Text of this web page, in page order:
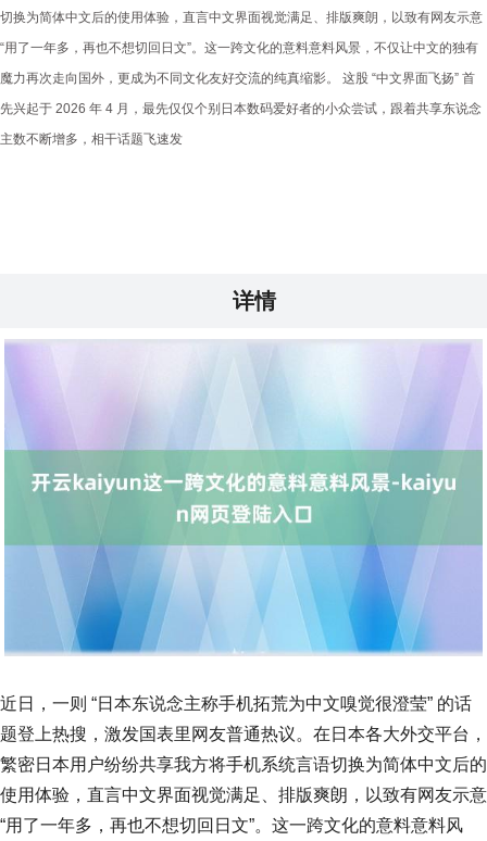
切换为简体中文后的使用体验，直言中文界面视觉满足、排版爽朗，以致有网友示意
“用了一年多，再也不想切回日文”。这一跨文化的意料意料风景，不仅让中文的独有
魔力再次走向国外，更成为不同文化友好交流的纯真缩影。 这股 “中文界面飞扬” 首
先兴起于 2026 年 4 月，最先仅仅个别日本数码爱好者的小众尝试，跟着共享东说念
主数不断增多，相干话题飞速发
详情
近日，一则 “日本东说念主称手机拓荒为中文嗅觉很澄莹” 的话
题登上热搜，激发国表里网友普通热议。在日本各大外交平台，
繁密日本用户纷纷共享我方将手机系统言语切换为简体中文后的
使用体验，直言中文界面视觉满足、排版爽朗，以致有网友示意
“用了一年多，再也不想切回日文”。这一跨文化的意料意料风